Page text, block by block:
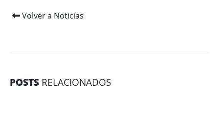
Volver a Noticias
POSTS RELACIONADOS